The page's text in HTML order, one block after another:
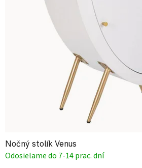
Nočný stolík Venus
Odosielame do 7-14 prac. dní